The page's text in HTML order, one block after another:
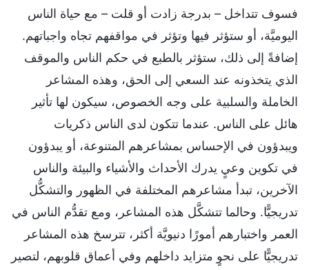
فسوف تتداخل – بدرجة زادت أو قلت – مع حياة الناس
اليوميَّة، أو ستؤثر فيها وتؤثر في مواقفهم تجاه واجباتهم.
إضافةً إلى ذلك، ستؤثر بالطبع في حكم الناس والموقف
الذي يتخذونه عند السعي إلى الحق، وهذه المشاعر
الخاملة والسلبية على وجه الخصوص، سيكون لها تأثير
هائل على الناس. عندما تتكون لدى الناس ذكريات
ويبدؤون في الإحساس بمشاعرهم المتنوعة، أو يبدؤون
في تكوين وعيٍ يدرك الأحداث والأشياء والبيئة والناس
الآخرين، تبدأ مشاعرهم المختلفة في الظهور والتشكُّل
تدريجيًّا. وحالما تتشكَّل هذه المشاعر، ومع تقدُّم الناس في
العمر واختبارهم أمورًا دنيويَّة أكثر، تترسخ هذه المشاعر
تدريجيًّا على نحوٍ متزايد داخلهم وفي أعماق قلوبهم، لتصير